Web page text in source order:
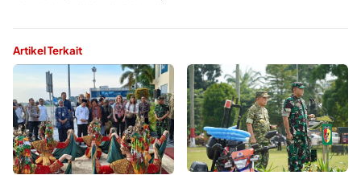
Artikel Terkait